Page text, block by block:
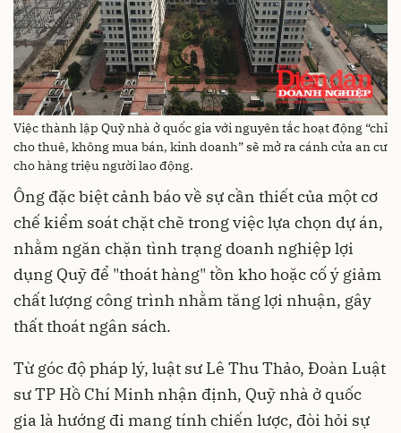
Việc thành lập Quỹ nhà ở quốc gia với nguyên tắc hoạt động “chỉ
cho thuê, không mua bán, kinh doanh” sẽ mở ra cánh cửa an cư
cho hàng triệu người lao động.
Ông đặc biệt cảnh báo về sự cần thiết của một cơ
chế kiểm soát chặt chẽ trong việc lựa chọn dự án,
nhằm ngăn chặn tình trạng doanh nghiệp lợi
dụng Quỹ để "thoát hàng" tồn kho hoặc cố ý giảm
chất lượng công trình nhằm tăng lợi nhuận, gây
thất thoát ngân sách.
Từ góc độ pháp lý, luật sư Lê Thu Thảo, Đoàn Luật
sư TP Hồ Chí Minh nhận định, Quỹ nhà ở quốc
gia là hướng đi mang tính chiến lược, đòi hỏi sự